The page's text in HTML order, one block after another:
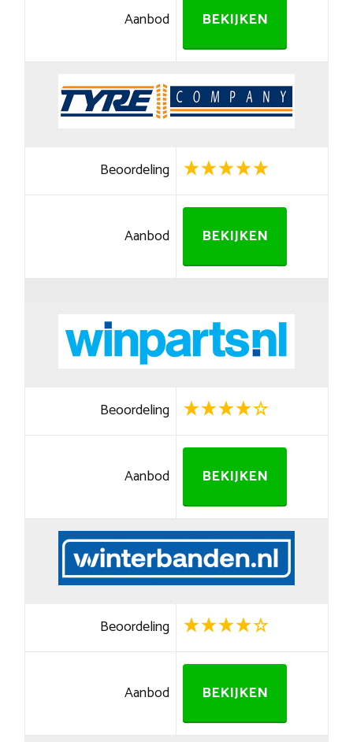
Aanbod BEKIJKEN
Beoordeling
Aanbod BEKIJKEN
Beoordeling
Aanbod BEKIJKEN
Beoordeling
Aanbod BEKIJKEN